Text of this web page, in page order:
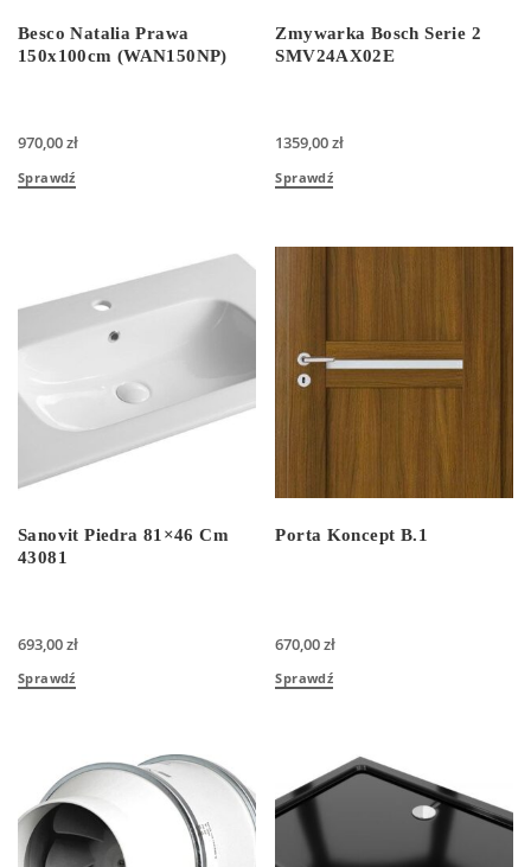
Besco Natalia Prawa
150x100cm (WAN150NP)
970,00zł
Sprawdź
Zmywarka Bosch Serie 2
SMV24AX02E
1359,00zł
Sprawdź
Sanovit Piedra 81×46 Cm
43081
693,00zł
Sprawdź
Porta Koncept B.1
670,00zł
Sprawdź